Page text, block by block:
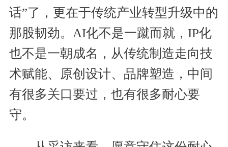
话”了，更在于传统产业转型升级中的
那股韧劲。AI化不是一蹴而就，IP化
也不是一朝成名，从传统制造走向技
术赋能、原创设计、品牌塑造，中间
有很多关口要过，也有很多耐心要
守。